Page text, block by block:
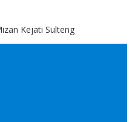
Kejati Sulteng